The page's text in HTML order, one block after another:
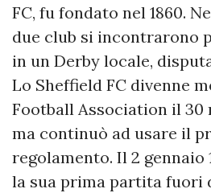
FC, fu fondato nel 1860.
due club si incontrarono
in un Derby locale,
Lo Sheffield FC divenne
Football Association il 30
ma continuò ad usare il
regolamento. Il 2 gennaio
la sua prima partita fuori